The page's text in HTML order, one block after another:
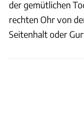
der gemütlichen
rechten Ohr von
Seitenhalt oder